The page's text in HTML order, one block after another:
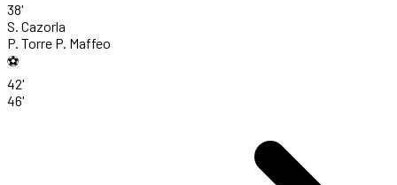
38'
S. Cazorla
P. Torre P. Maffeo
⚽
42'
46'